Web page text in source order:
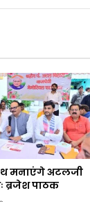
मनाएंगे अटलजी
ब्रजेश पाठक